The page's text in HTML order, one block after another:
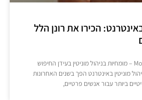
באינטרנט: הכירו את רונן הלל
רונן הלל ו־Monitin Net – מומחיות בניהול מוניטין בעידן החיפוש
מוניטין באינטרנט הפך בשנים האחרונות
ביותר עבור אנשים פרטיים,